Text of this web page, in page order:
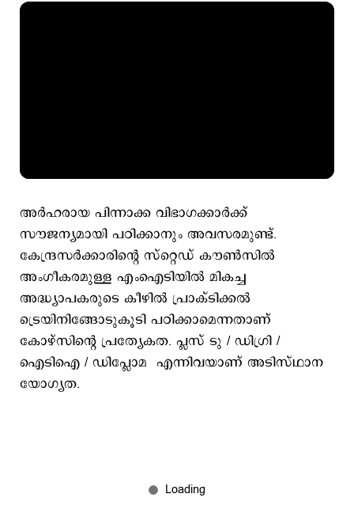
അർഹരായ പിന്നാക്ക വിഭാഗക്കാർക്ക്
സൗജന്യമായി പഠിക്കാനും അവസരമുണ്ട്.
കേന്ദ്രസർക്കാരിന്‍റെ സ്റ്റെഡ് കൗൺസിൽ
അംഗീകരമുള്ള എംഐടിയിൽ മികച്ച
അദ്ധ്യാപകരുടെ കീഴിൽ പ്രാക്ടിക്കൽ
ട്രെയിനിങ്ങോടുകൂടി പഠിക്കാമെന്നതാണ്
കോഴ്സിന്‍റെ പ്രത്യേകത. പ്ലസ് ടു / ഡിഗ്രി /
ഐടിഐ / ഡിപ്ലോമ എന്നിവയാണ് അടിസ്ഥാന
യോഗ്യത.